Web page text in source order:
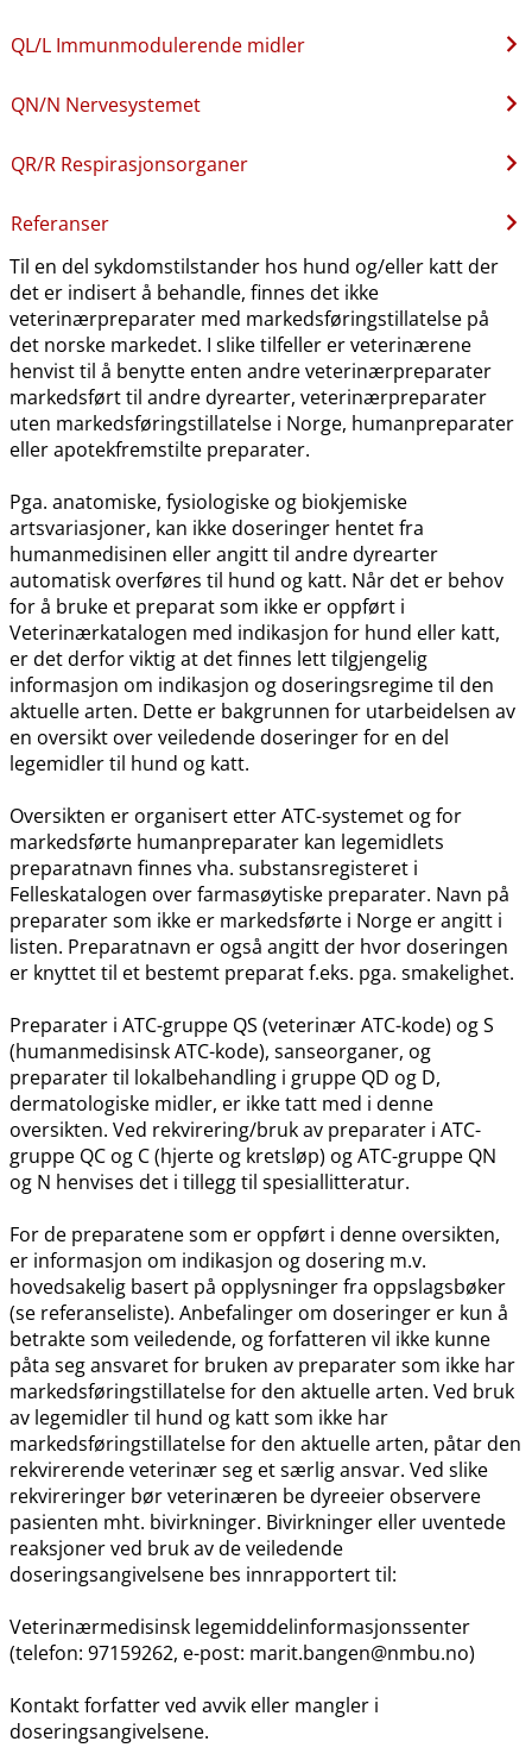
QL​/​L Immunmodulerende midler
QN​/​N Nervesystemet
QR​/​R Respirasjonsorganer
Referanser
Til en del sykdomstilstander hos hund og​/​eller katt der
det er indisert å behandle, finnes det ikke
veterinærpreparater med markedsføringstillatelse på
det norske markedet. I slike tilfeller er veterinærene
henvist til å benytte enten andre veterinærpreparater
markedsført til andre dyrearter, veterinærpreparater
uten markedsføringstillatelse i Norge, humanpreparater
eller apotekfremstilte preparater.
Pga. anatomiske, fysiologiske og biokjemiske
artsvariasjoner, kan ikke doseringer hentet fra
humanmedisinen eller angitt til andre dyrearter
automatisk overføres til hund og katt. Når det er behov
for å bruke et preparat som ikke er oppført i
Veterinærkatalogen med indikasjon for hund eller katt,
er det derfor viktig at det finnes lett tilgjengelig
informasjon om indikasjon og doseringsregime til den
aktuelle arten. Dette er bakgrunnen for utarbeidelsen av
en oversikt over veiledende doseringer for en del
legemidler til hund og katt.
Oversikten er organisert etter ATC-systemet og for
markedsførte humanpreparater kan legemidlets
preparatnavn finnes vha. substansregisteret i
Felleskatalogen over farmasøytiske preparater. Navn på
preparater som ikke er markedsførte i Norge er angitt i
listen. Preparatnavn er også angitt der hvor doseringen
er knyttet til et bestemt preparat f.eks. pga. smakelighet.
Preparater i ATC-gruppe QS (veterinær ATC-kode) og S
(humanmedisinsk ATC-kode), sanseorganer, og
preparater til lokalbehandling i gruppe QD og D,
dermatologiske midler, er ikke tatt med i denne
oversikten. Ved rekvirering​/​bruk av preparater i ATC-
gruppe QC og C (hjerte og kretsløp) og ATC-gruppe QN
og N henvises det i tillegg til spesiallitteratur.
For de preparatene som er oppført i denne oversikten,
er informasjon om indikasjon og dosering m.v.
hovedsakelig basert på opplysninger fra oppslagsbøker
(se referanseliste). Anbefalinger om doseringer er kun å
betrakte som veiledende, og forfatteren vil ikke kunne
påta seg ansvaret for bruken av preparater som ikke har
markedsføringstillatelse for den aktuelle arten. Ved bruk
av legemidler til hund og katt som ikke har
markedsføringstillatelse for den aktuelle arten, påtar den
rekvirerende veterinær seg et særlig ansvar. Ved slike
rekvireringer bør veterinæren be dyreeier observere
pasienten mht. bivirkninger. Bivirkninger eller uventede
reaksjoner ved bruk av de veiledende
doseringsangivelsene bes innrapportert til:
Veterinærmedisinsk legemiddelinformasjonssenter
(telefon: 97159262, e-post: marit.bangen@nmbu.no)
Kontakt forfatter ved avvik eller mangler i
doseringsangivelsene.